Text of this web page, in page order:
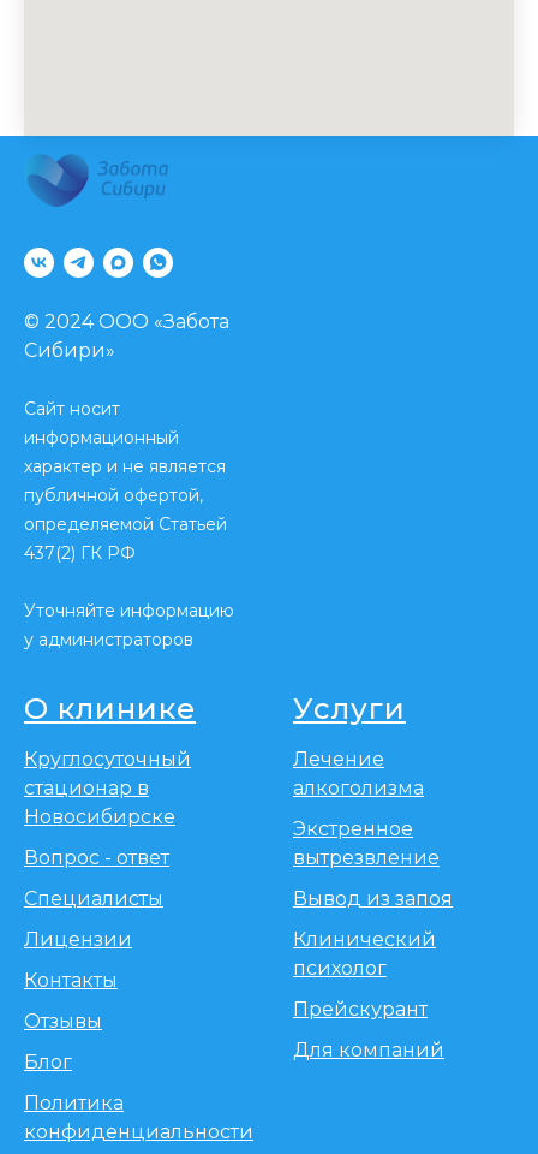
© 2024 ООО «Забота
Сибири»
Сайт носит
информационный
характер и не является
публичной офертой,
определяемой Статьей
437(2) ГК РФ
Уточняйте информацию
у администраторов
О клинике
Круглосуточный
стационар в
Новосибирске
Вопрос - ответ
Специалисты
Лицензии
Контакты
Отзывы
Блог
Политика
конфиденциальности
Услуги
Лечение
алкоголизма
Экстренное
вытрезвление
Вывод из запоя
Клинический
психолог
Прейскурант
Для компаний
Информация, представленная на сайте,
не может быть использована для
постановки диагноза, назначения
лечения. Необходима консультация
специалиста.
Лицензия № Л041-01125-54/00349780 от